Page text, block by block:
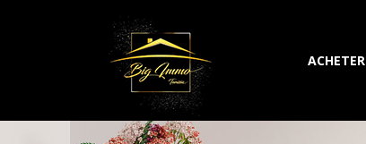
ACHETER